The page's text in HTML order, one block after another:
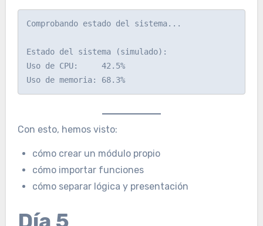
Comprobando estado del sistema...
Estado del sistema (simulado):
Uso de CPU:     42.5%
Uso de memoria: 68.3%
Con esto, hemos visto:
cómo crear un módulo propio
cómo importar funciones
cómo separar lógica y presentación